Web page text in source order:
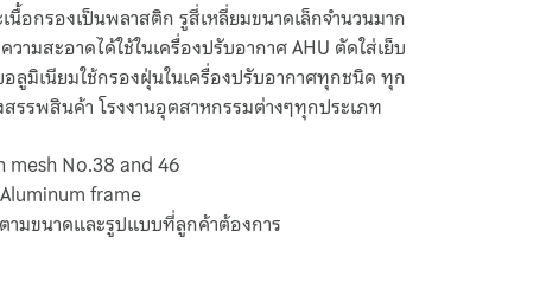
อกรองเป็นพลาสติก รูสี่เหลี่ยมขนาดเล็กจำนวนมาก
ามสะอาดได้ใช้ในเครื่องปรับอากาศ AHU ตัดใส่เย็บ
ลูมิเนียมใช้กรองฝุ่นในเครื่องปรับอากาศทุกชนิด ทุก
รรพสินค้า โรงงานอุตสาหกรรมต่างๆทุกประเภท
mesh No.38 and 46
frame
ามขนาดและรูปแบบที่ลูกค้าต้องการ